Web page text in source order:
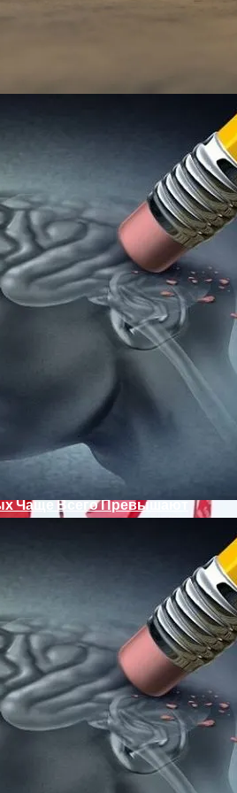
Нужно Носить
Очки Зимой: Ответ
Продукты, Которые Помогут
Организм После Праздников
Объяснили Низкий Процент
В Раду
Подкупавшей Избирателей,
Пытается Снять Запрет На
Авто Из США: В Чем Подвох
Автомобили, Владельцы
Чаще Всего Превышают